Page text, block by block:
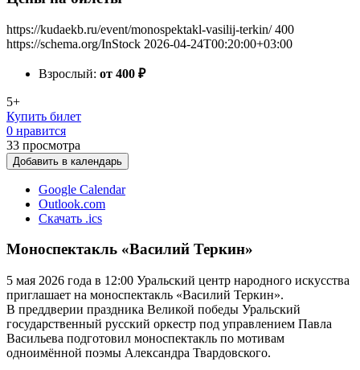
https://kudaekb.ru/event/monospektakl-vasilij-terkin/ 400
https://schema.org/InStock 2026-04-24T00:20:00+03:00
Взрослый: от 400 ₽
5+
Купить билет
0 нравится
33 просмотра
Добавить в календарь
Google Calendar
Outlook.com
Скачать .ics
Моноспектакль «Василий Теркин»
5 мая 2026 года в 12:00 Уральский центр народного искусства
приглашает на моноспектакль «Василий Теркин».
В преддверии праздника Великой победы Уральский
государственный русский оркестр под управлением Павла
Васильева подготовил моноспектакль по мотивам
одноимённой поэмы Александра Твардовского.